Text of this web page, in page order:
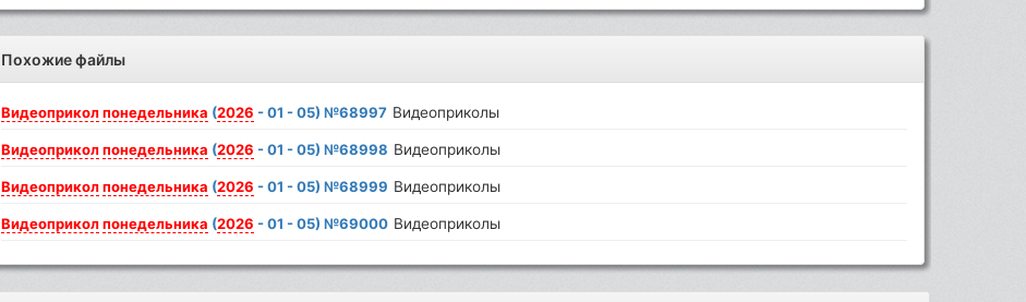
Похожие файлы
Видеоприколпонедельника (2026 - 01 - 05) №68997 Видеоприколы
Видеоприколпонедельника (2026 - 01 - 05) №68998 Видеоприколы
Видеоприколпонедельника (2026 - 01 - 05) №68999 Видеоприколы
Видеоприколпонедельника (2026 - 01 - 05) №69000 Видеоприколы